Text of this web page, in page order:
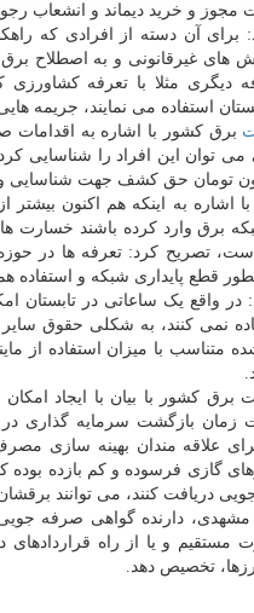
مجوز و خرید دیماند و انشعاب
آن دسته از افرادی که
های غیرقانونی و به اصطلاح
دیگری مثلا با تعرفه
استفاده می نمایند، جریمه
برق کشور با اشاره به اقدامات
توان این افراد را شناسایی
برق وارد کرده باشند خسارت
تصریح کرد: تعرفه ها در
قطع پایداری شبکه و استفاده
واقع یک ساعاتی در تابستان
نمی کنند، به شکلی حقوق
متناسب با میزان استفاده از
کشور با بیان با ایجاد
زمان بازگشت سرمایه گذاری
علاقه مندان بهینه سازی
گازی فرسوده و کم بازده
دریافت کنند، می توانند
دارنده گواهی صرفه
مستقیم و یا از راه
تخصیص دهد.